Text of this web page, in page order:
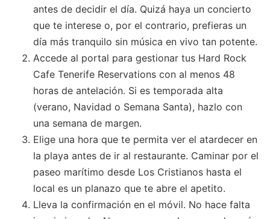
antes de decidir el día. Quizá haya un concierto
que te interese o, por el contrario, prefieras un
día más tranquilo sin música en vivo tan potente.
Accede al portal para gestionar tus Hard Rock
Cafe Tenerife Reservations con al menos 48
horas de antelación. Si es temporada alta
(verano, Navidad o Semana Santa), hazlo con
una semana de margen.
Elige una hora que te permita ver el atardecer en
la playa antes de ir al restaurante. Caminar por el
paseo marítimo desde Los Cristianos hasta el
local es un planazo que te abre el apetito.
Lleva la confirmación en el móvil. No hace falta